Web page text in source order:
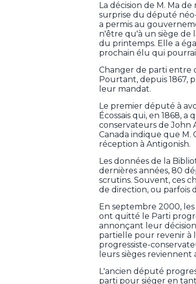
La décision de M. Ma
surprise du député
a permis au
n'être qu'à un siège de
du printemps. Elle a
prochain élu qui
Changer de parti entre
Pourtant, depuis 1867,
leur mandat.
Le premier député à
Écossais qui, en 1868,
conservateurs de John
Canada indique que
réception à Antigonish.
Les données de la
dernières années, 80
scrutins. Souvent, ces
de direction, ou parfois
En septembre 2000,
ont quitté le Parti
annonçant leur
partielle pour revenir à
progressiste-
leurs sièges reviennent
L'ancien député
parti pour siéger en